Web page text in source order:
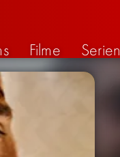
Filme Serien